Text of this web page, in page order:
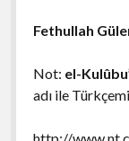
Fethullah
Not: el-
adı ile
http://